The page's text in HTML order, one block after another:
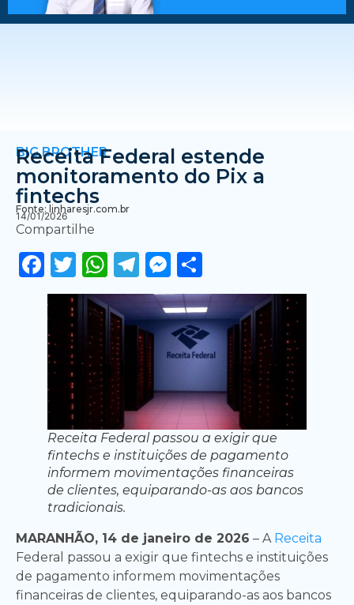
BIG BROTHER
Receita Federal estende
monitoramento do Pix a
fintechs
Fonte: linharesjr.com.br
14/01/2026
Compartilhe
Facebook
Twitter
WhatsApp
Telegram
Messenger
Receita Federal passou a exigir que
fintechs e instituições de pagamento
informem movimentações financeiras
de clientes, equiparando-as aos bancos
tradicionais.
MARANHÃO, 14 de janeiro de 2026 – A Receita
Federal passou a exigir que fintechs e instituições
de pagamento informem movimentações
financeiras de clientes, equiparando-as aos bancos